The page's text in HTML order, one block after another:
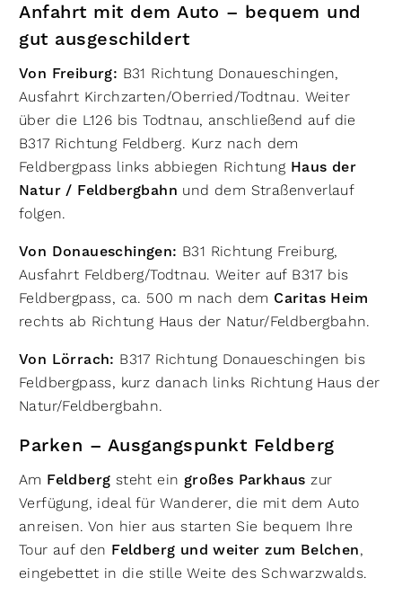
Anfahrt mit dem Auto – bequem und
gut ausgeschildert
Von Freiburg: B31 Richtung Donaueschingen,
Ausfahrt Kirchzarten/Oberried/Todtnau. Weiter
über die L126 bis Todtnau, anschließend auf die
B317 Richtung Feldberg. Kurz nach dem
Feldbergpass links abbiegen Richtung Haus der
Natur / Feldbergbahn und dem Straßenverlauf
folgen.
Von Donaueschingen: B31 Richtung Freiburg,
Ausfahrt Feldberg/Todtnau. Weiter auf B317 bis
Feldbergpass, ca. 500 m nach dem Caritas Heim
rechts ab Richtung Haus der Natur/Feldbergbahn.
Von Lörrach: B317 Richtung Donaueschingen bis
Feldbergpass, kurz danach links Richtung Haus der
Natur/Feldbergbahn.
Parken – Ausgangspunkt Feldberg
Am Feldberg steht ein großes Parkhaus zur
Verfügung, ideal für Wanderer, die mit dem Auto
anreisen. Von hier aus starten Sie bequem Ihre
Tour auf den Feldberg und weiter zum Belchen,
eingebettet in die stille Weite des Schwarzwalds.